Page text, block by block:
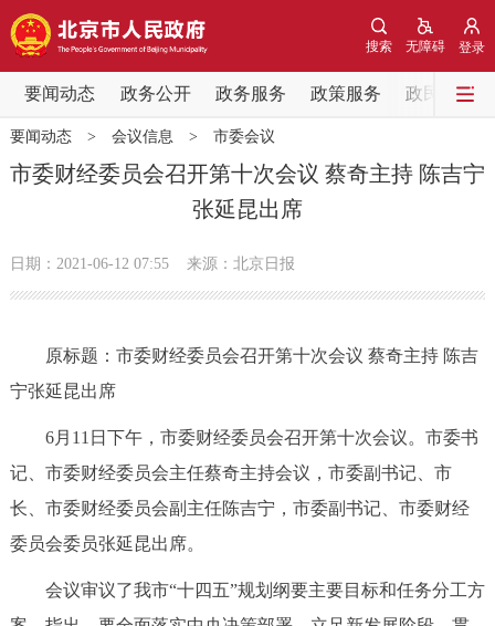
登录
无障碍
搜索
要闻动态 政务公开 政务服务 政策服务 政民互动
要闻动态
党中央精神 国务院信息
会议信息
市领导
决策公开
政务服务
要闻动态> 会议信息 > 市委会议
市委财经委员会召开第十次会议 蔡奇主持 陈吉宁
张延昆出席
日期：2021-06-12 07:55 来源：北京日报
原标题：市委财经委员会召开第十次会议 蔡奇主持 陈吉
宁张延昆出席
6月11日下午，市委财经委员会召开第十次会议。市委书
记、市委财经委员会主任蔡奇主持会议，市委副书记、市
长、市委财经委员会副主任陈吉宁，市委副书记、市委财经
委员会委员张延昆出席。
会议审议了我市“十四五”规划纲要主要目标和任务分工方